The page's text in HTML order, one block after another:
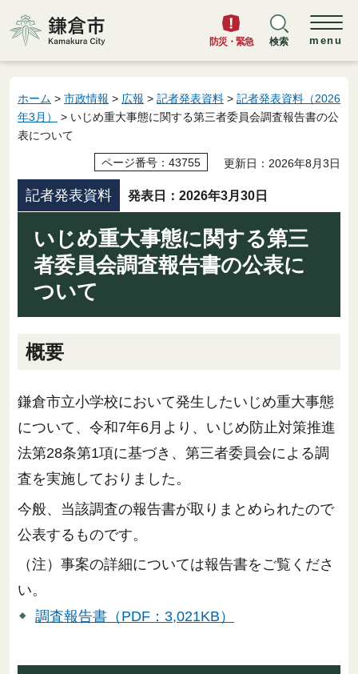
鎌倉市
防災・緊急 検索 menu
ホーム > 市政情報 > 広報 > 記者発表資料 > 記者発表資料（2026
年3月）
> いじめ重大事態に関する第三者委員会調査報告書の公
表について
ページ番号：43755 更新日：2026年8月3日
記者発表資料 発表日：2026年3月30日
いじめ重大事態に関する第三
者委員会調査報告書の公表に
ついて
概要
鎌倉市立小学校において発生したいじめ重大事態
について、令和7年6月より、いじめ防止対策推進
法第28条第1項に基づき、第三者委員会による調
査を実施しておりました。
今般、当該調査の報告書が取りまとめられたので
公表するものです。
（注）事案の詳細については報告書をご覧くださ
い。
調査報告書（PDF：3,021KB）